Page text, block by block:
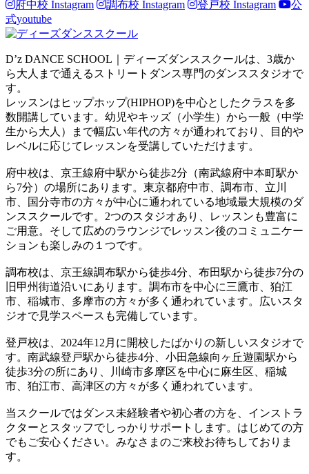
府中校 Instagram 調布校 Instagram 登戸校 Instagram
公
式youtube
D’z DANCE SCHOOL｜ディーズダンススクールは、3歳か
ら大人まで通えるストリートダンス専門のダンススタジオで
す。
レッスンはヒップホップ(HIPHOP)を中心としたクラスを多
数開講しています。幼児やキッズ（小学生）から一般（中学
生から大人）まで幅広い年代の方々が通われており、目的や
レベルに応じてレッスンを受講していただけます。
府中校は、京王線府中駅から徒歩2分（南武線府中本町駅か
ら7分）の場所にあります。東京都府中市、調布市、立川
市、国分寺市の方々が中心に通われている地域最大規模のダ
ンススクールです。2つのスタジオあり、レッスンも豊富に
ご用意。そして広めのラウンジでレッスン後のコミュニケー
ションも楽しみの１つです。
調布校は、京王線調布駅から徒歩4分、布田駅から徒歩7分の
旧甲州街道沿いにあります。調布市を中心に三鷹市、狛江
市、稲城市、多摩市の方々が多く通われています。広いスタ
ジオで見学スペースも完備しています。
登戸校は、2024年12月に開校したばかりの新しいスタジオで
す。南武線登戸駅から徒歩4分、小田急線向ヶ丘遊園駅から
徒歩3分の所にあり、川崎市多摩区を中心に麻生区、稲城
市、狛江市、高津区の方々が多く通われています。
当スクールではダンス未経験者や初心者の方を、インストラ
クターとスタッフでしっかりサポートします。はじめての方
でもご安心ください。みなさまのご来校お待ちしておりま
す。